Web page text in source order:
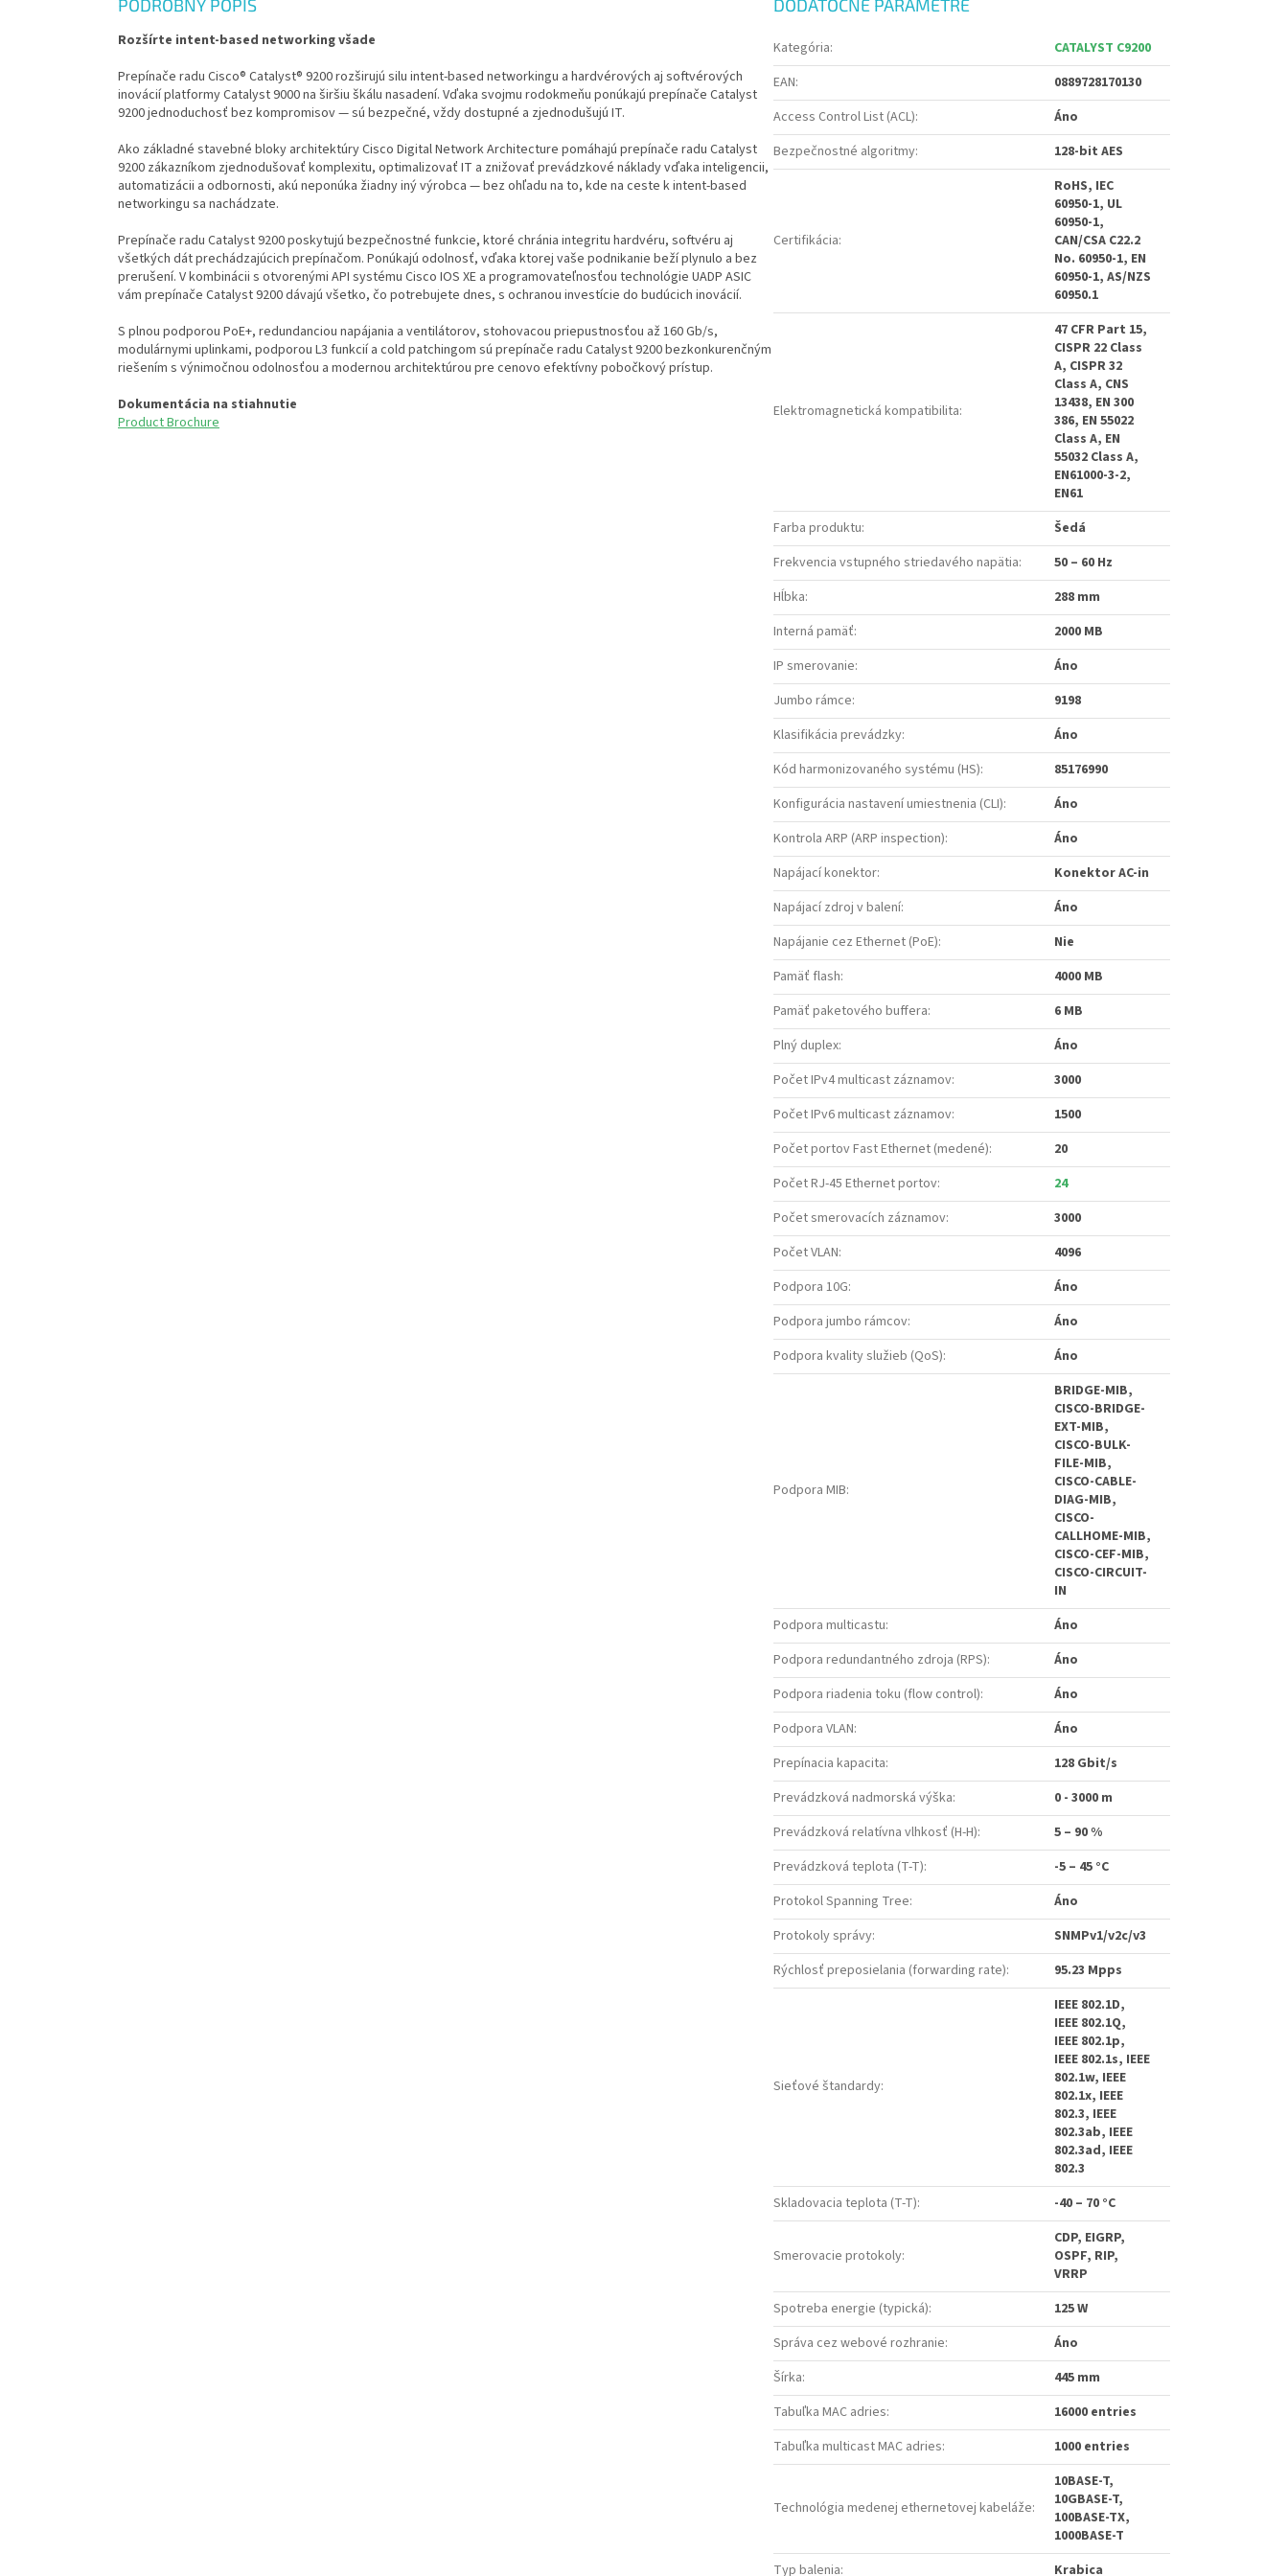
PODROBNÝ POPIS
Rozšírte intent-based networking všade
Prepínače radu Cisco® Catalyst® 9200 rozširujú silu intent-based networkingu a hardvérových aj softvérových
inovácií platformy Catalyst 9000 na širšiu škálu nasadení. Vďaka svojmu rodokmeňu ponúkajú prepínače Catalyst
9200 jednoduchosť bez kompromisov — sú bezpečné, vždy dostupné a zjednodušujú IT.
Ako základné stavebné bloky architektúry Cisco Digital Network Architecture pomáhajú prepínače radu Catalyst
9200 zákazníkom zjednodušovať komplexitu, optimalizovať IT a znižovať prevádzkové náklady vďaka inteligencii,
automatizácii a odbornosti, akú neponúka žiadny iný výrobca — bez ohľadu na to, kde na ceste k intent-based
networkingu sa nachádzate.
Prepínače radu Catalyst 9200 poskytujú bezpečnostné funkcie, ktoré chránia integritu hardvéru, softvéru aj
všetkých dát prechádzajúcich prepínačom. Ponúkajú odolnosť, vďaka ktorej vaše podnikanie beží plynulo a bez
prerušení. V kombinácii s otvorenými API systému Cisco IOS XE a programovateľnosťou technológie UADP ASIC
vám prepínače Catalyst 9200 dávajú všetko, čo potrebujete dnes, s ochranou investície do budúcich inovácií.
S plnou podporou PoE+, redundanciou napájania a ventilátorov, stohovacou priepustnosťou až 160 Gb/s,
modulárnymi uplinkami, podporou L3 funkcií a cold patchingom sú prepínače radu Catalyst 9200 bezkonkurenčným
riešením s výnimočnou odolnosťou a modernou architektúrou pre cenovo efektívny pobočkový prístup.
Dokumentácia na stiahnutie
Product Brochure
DODATOČNÉ PARAMETRE
Kategória:
CATALYST C9200
EAN:
0889728170130
Access Control List (ACL):
Áno
Bezpečnostné algoritmy: 128-bit AES
Certifikácia:
RoHS, IEC
60950-1, UL
60950-1,
CAN/CSA C22.2
No. 60950-1, EN
60950-1, AS/NZS
60950.1
Elektromagnetická kompatibilita:
47 CFR Part 15,
CISPR 22 Class
A, CISPR 32
Class A, CNS
13438, EN 300
386, EN 55022
Class A, EN
55032 Class A,
EN61000-3-2,
EN61
Farba produktu:
Šedá
Frekvencia vstupného striedavého napätia:
50 – 60 Hz
Hĺbka:
288 mm
Interná pamäť:
2000 MB
IP smerovanie:
Áno
Jumbo rámce:
9198
Klasifikácia prevádzky:
Áno
Kód harmonizovaného systému (HS):
85176990
Konfigurácia nastavení umiestnenia (CLI):
Áno
Kontrola ARP (ARP inspection):
Áno
Napájací konektor:
Konektor AC-in
Napájací zdroj v balení:
Áno
Napájanie cez Ethernet (PoE):
Nie
Pamäť flash:
4000 MB
Pamäť paketového buffera:
6 MB
Plný duplex:
Áno
Počet IPv4 multicast záznamov:
3000
Počet IPv6 multicast záznamov:
1500
Počet portov Fast Ethernet (medené):
20
Počet RJ-45 Ethernet portov:
24
Počet smerovacích záznamov:
3000
Počet VLAN:
4096
Podpora 10G:
Áno
Podpora jumbo rámcov:
Áno
Podpora kvality služieb (QoS): Áno
Podpora MIB:
BRIDGE-MIB,
CISCO-BRIDGE-
EXT-MIB,
CISCO-BULK-
FILE-MIB,
CISCO-CABLE-
DIAG-MIB,
CISCO-
CALLHOME-MIB,
CISCO-CEF-MIB,
CISCO-CIRCUIT-
IN
Podpora multicastu:
Áno
Podpora redundantného zdroja (RPS):
Áno
Podpora riadenia toku (flow control):
Áno
Podpora VLAN:
Áno
Prepínacia kapacita:
128 Gbit/s
Prevádzková nadmorská výška:
0 - 3000 m
Prevádzková relatívna vlhkosť (H-H):
5 – 90 %
Prevádzková teplota (T-T):
-5 – 45 °C
Protokol Spanning Tree:
Áno
Protokoly správy:
SNMPv1/v2c/v3
Rýchlosť preposielania (forwarding rate): 95.23 Mpps
Sieťové štandardy:
IEEE 802.1D,
IEEE 802.1Q,
IEEE 802.1p,
IEEE 802.1s, IEEE
802.1w, IEEE
802.1x, IEEE
802.3, IEEE
802.3ab, IEEE
802.3ad, IEEE
802.3
Skladovacia teplota (T-T): -40 – 70 °C
Smerovacie protokoly:
CDP, EIGRP,
OSPF, RIP,
VRRP
Spotreba energie (typická):
125 W
Správa cez webové rozhranie:
Áno
Šírka:
445 mm
Tabuľka MAC adries:
16000 entries
Tabuľka multicast MAC adries: 1000 entries
Technológia medenej ethernetovej kabeláže:
10BASE-T,
10GBASE-T,
100BASE-TX,
1000BASE-T
Typ balenia: Krabica